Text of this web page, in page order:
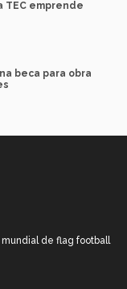
TEC emprende
beca para obra
de flag football